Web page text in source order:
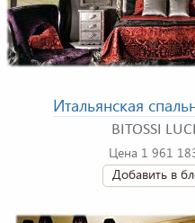
Итальянская
BITOSSI
Цена 1 961
Добавить в